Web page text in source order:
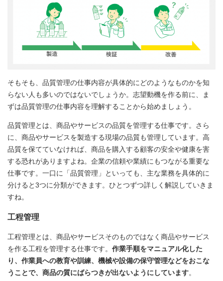
そもそも、品質管理の仕事内容が具体的にどのようなものかを知
らない人も多いのではないでしょうか。志望動機を作る前に、ま
ずは品質管理の仕事内容を理解することから始めましょう。
品質管理とは、商品やサービスの品質を管理する仕事です。さら
に、商品やサービスを製造する現場の品質も管理しています。高
品質を保てていなければ、商品を購入する顧客の安全や健康を害
する恐れがありますよね。企業の信頼や業績にもつながる重要な
仕事です。一口に「品質管理」といっても、主な業務を具体的に
分けると3つに分類ができます。ひとつずつ詳しく解説していきま
すね。
工程管理
工程管理とは、商品やサービスそのものではなく商品やサービス
を作る工程を管理する仕事です。 作業手順をマニュアル化した
り、作業員への教育や訓練、機械や設備の保守管理などをおこな
うことで、商品の質にばらつきが出ないようにしています。